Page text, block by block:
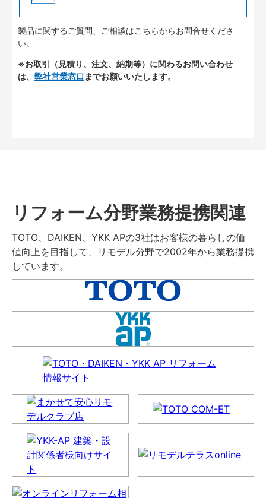
製品に関するご質問、ご相談はこちらからお問合せくださ
い。
※お取引（見積り、注文、納期等）に関わるお問い合わせ
は、 弊社営業窓口 までお願いいたします。
リフォーム分野業務提携関連
TOTO、DAIKEN、YKK APの3社はお客様の暮らしの価
値向上を目指して、リモデル分野で2002年から業務提携
しています。